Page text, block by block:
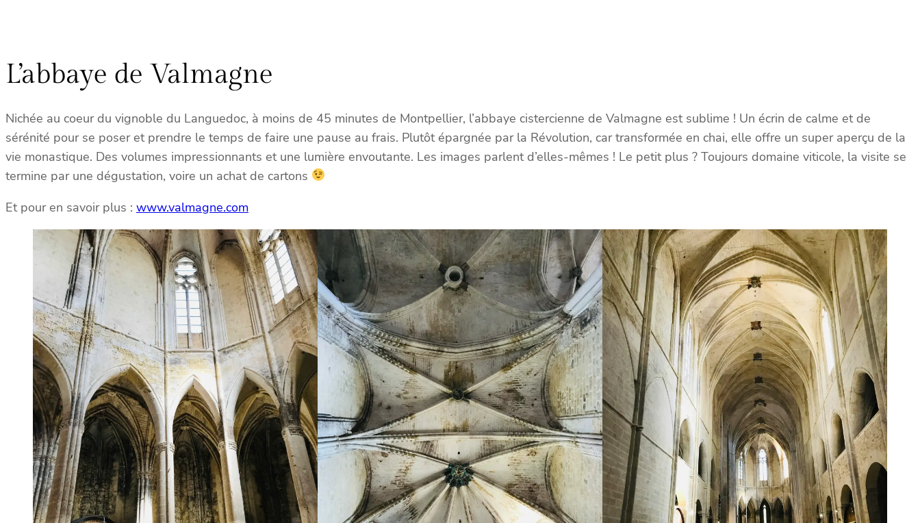
L’abbaye de Valmagne
Nichée au coeur du vignoble du Languedoc, à moins de 45 minutes de Montpellier, l’abbaye cistercienne de Valmagne est sublime ! Un écrin de calme et de
sérénité pour se poser et prendre le temps de faire une pause au frais. Plutôt épargnée par la Révolution, car transformée en chai, elle offre un super aperçu de la
vie monastique. Des volumes impressionnants et une lumière envoutante. Les images parlent d’elles-mêmes ! Le petit plus ? Toujours domaine viticole, la visite se
termine par une dégustation, voire un achat de cartons
Et pour en savoir plus : www.valmagne.com